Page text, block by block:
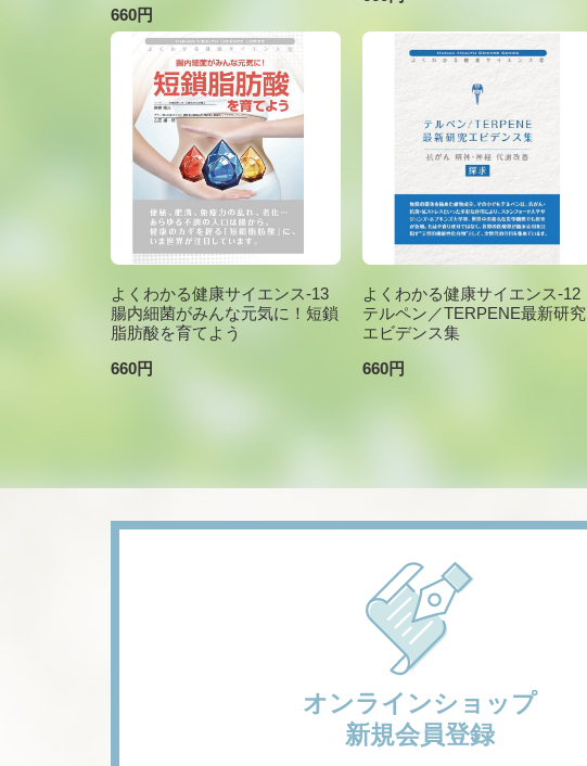
660円
よくわかる健康サイエンス-13
腸内細菌がみんな元気に！短鎖
脂肪酸を育てよう
660円
よくわかる健康サイエンス-12
テルペン／TERPENE最新研究
エビデンス集
660円
オンラインショップ
新規会員登録